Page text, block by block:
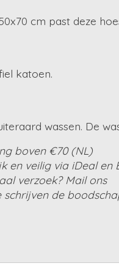
cm past deze
katoen.
wassen. De
boven €70 (NL)
en veilig via iDeal en
verzoek? Mail ons
schrijven de